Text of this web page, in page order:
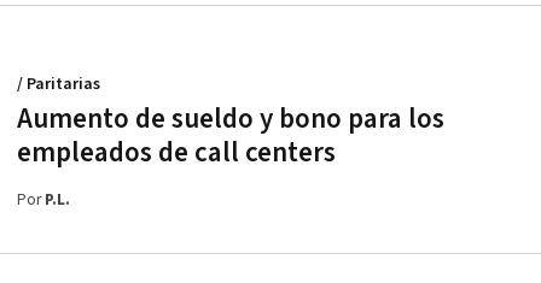
Aumento de sueldo y bono para los
empleados de call centers
/ Paritarias
PorP.L.